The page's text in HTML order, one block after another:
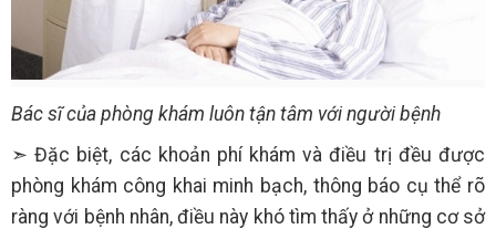
Bác sĩ của phòng khám luôn tận tâm với người bệnh
➣ Đặc biệt, các khoản phí khám và điều trị đều được
phòng khám công khai minh bạch, thông báo cụ thể rõ
ràng với bệnh nhân, điều này khó tìm thấy ở những cơ sở